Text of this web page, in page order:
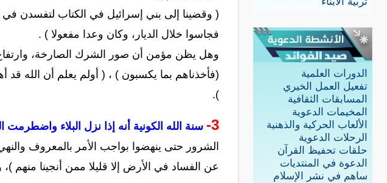
الدورات العلمية
تفعيل العمل الخيري
المسابقات الثقافية
المخيمات الدعوية
الألعاب الحركية والذهنية
الرحلات الدعوية
حلقات تحفيظ القرآن
الدعوة في المنتديات
ساهم في نشر الإسلام
( وقضينا إلى بني إسرائيل في الكتاب لتفسدن في
فجاسوا خلال الديار، وكان وعدا مفعولا ) .
وهل يظن مؤمن أن صور الشرك الصارخة، وارتفاع
(فأخذناهم بما يكسبون ) ، ( أولم يعلم أن الله
).
3- سنة الله الكونية أنه إذا نزل البلاء واضطرمت
الشرور حتى ينهضوا بواجب الأمر بالمعروف
عن الفساد في الأرض إلا قليلا ممن أنجينا منهم